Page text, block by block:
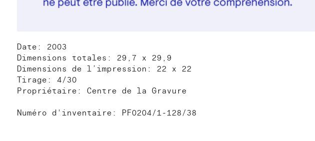
Date: 2003
Dimensions totales: 29,7 x 29,9
Dimensions de l’impression: 22 x 22
Tirage: 4/30
Propriétaire: Centre de la Gravure
Numéro d'inventaire: PF0204/1-128/38